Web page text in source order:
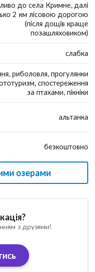
до села Кримне, далі
2 км лісовою дорогою
(після дощів краще
позашляховиком)
слабка
риболовля, прогулянки
спостереження
за птахами, пікніки
альтанка
безкоштовно
озерами
з друзями!